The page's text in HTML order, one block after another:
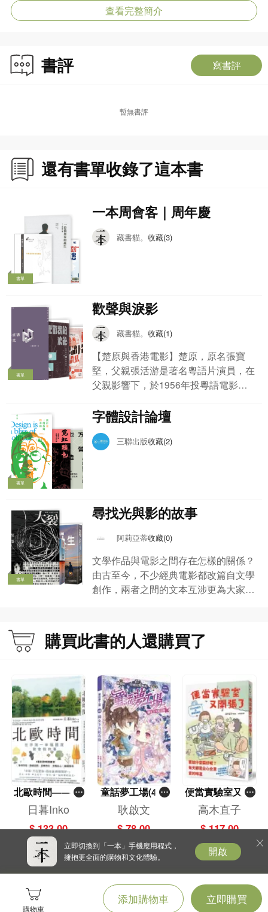
購物車
添加購物車 立即購買
《唐朝豪放女》（1984，方令正）、《夢中人》（1986，區丁平）、《地下情》
（1986，關錦鵬）、《胭脂扣》（1988，關錦鵬）和《阮玲玉》（1992，關錦
的風格執導《唐朝綺麗男》（1985）與《阿嬰》（1990）。九十年代初移居紐
約，晚年定居北京，二○一三年十一月去世。一生勤奮創作，但甚少結集，僅有詩
Women’s Film Festival等評審。參與書籍包括《60風尚︰中國學生周報影評十
年》、《美與狂——邱剛健的戲劇．詩．電影》等。
趣。曾任香港電影資料館研究員。參與書籍包括《美與狂——邱剛健的戲劇．
詩．電影》、《香港影人口述歷史叢書6 龍剛》、《乘風變化——嘉禾電影研
究》及《香港影片大全系列》等，策劃《編＋導回顧系列：岳楓》等電影專題。
查看完整簡介
書評 寫書評
暫無書評
還有書單收錄了這本書
書單
一本周會客｜周年慶
藏書貓。 收藏(3)
書單
歡聲與淚影
藏書貓。 收藏(1)
【楚原與香港電影】楚原，原名張寶
堅，父親張活游是著名粵語片演員，在
父親影響下，於1956年投粵語電影
及副導。後來加入光藝製片公司，隨電
影導演、編劇秦劍學習編導，合導了首
部導演作品《血染相思谷》，在1958
的七十年代，他執導的《七十二家房
房紀錄，成為粵語片經典，並掀起粵語
電影製作熱潮。及後楚原開始拍武俠電
影，先後改編古龍的多部作品，包括
《流星蝴蝶劍》、《多情劍客無情
書單
字體設計論壇
三聯出版收藏(2)
書單
尋找光與影的故事
阿莉亞蒂收藏(0)
文學作品與電影之間存在怎樣的關係？
由古至今，不少經典電影都改篇自文學
創作，兩者之間的文本互涉更為大家帶
編之間，產生更多思考與解讀。無論最
終大家喜歡原著或電影，觀看與閱讀的
更難忘！
購買此書的人還購買了
北歐時間——世
界第一幸福國度
教會我的事
日暮Inko
$ 133.00
童話夢工場(40)
——織女下凡結
奇緣
耿啟文
$ 78.00
便當實驗室又開
張了——日日和
特別日的菜單挑
戰記
高木直子
$ 117.00
立即切換到「一本」手機應用程式，
擁抱更全面的購物和文化體驗。
開啟